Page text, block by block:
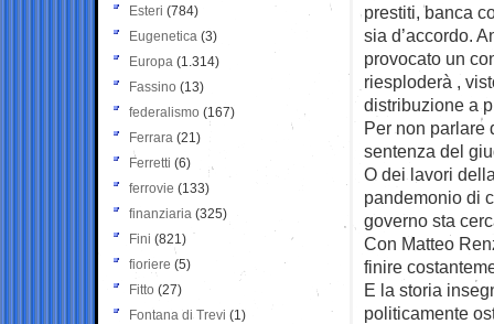
prestiti, banca
sia d’accordo.
provocato un
riesploderà ,
distribuzione a
Per non parlare
sentenza del
O dei lavori
pandemonio di
governo sta
Con Matteo
finire
E la storia
politicamente
Esteri (784)
Eugenetica (3)
Europa (1.314)
Fassino (13)
federalismo (167)
Ferrara (21)
Ferretti (6)
ferrovie (133)
finanziaria (325)
Fini (821)
fioriere (5)
Fitto (27)
Fontana di Trevi (1)